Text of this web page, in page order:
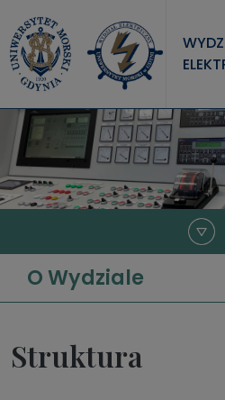
WYDZIAŁ
STUDIA
NAUKA
O Wydziale
Struktura